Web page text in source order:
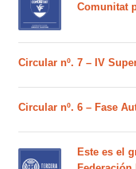
Comunitat
Circular nº. 7 – IV
Circular nº. 6 – Fase
Este es el